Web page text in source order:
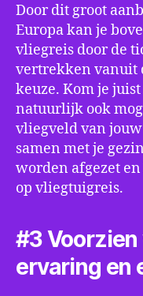
Door dit groot
Europa kan je
vliegreis door de
vertrekken vanuit
keuze. Kom je
natuurlijk ook
vliegveld van
samen met je
worden afgezet
op vliegtuigreis.
#3
ervaring en